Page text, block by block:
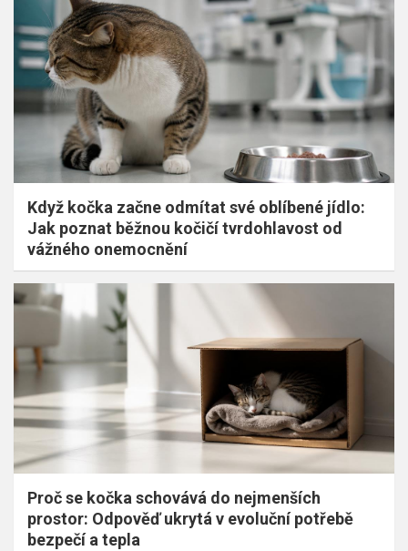
Když kočka začne odmítat své oblíbené jídlo:
Jak poznat běžnou kočičí tvrdohlavost od
vážného onemocnění
Proč se kočka schovává do nejmenších
prostor: Odpověď ukrytá v evoluční potřebě
bezpečí a tepla